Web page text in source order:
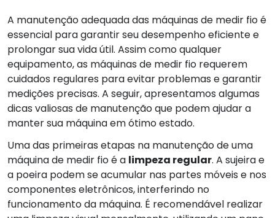
A manutenção adequada das máquinas de medir fio é
essencial para garantir seu desempenho eficiente e
prolongar sua vida útil. Assim como qualquer
equipamento, as máquinas de medir fio requerem
cuidados regulares para evitar problemas e garantir
medições precisas. A seguir, apresentamos algumas
dicas valiosas de manutenção que podem ajudar a
manter sua máquina em ótimo estado.
Uma das primeiras etapas na manutenção de uma
máquina de medir fio é a limpeza regular. A sujeira e
a poeira podem se acumular nas partes móveis e nos
componentes eletrônicos, interferindo no
funcionamento da máquina. É recomendável realizar